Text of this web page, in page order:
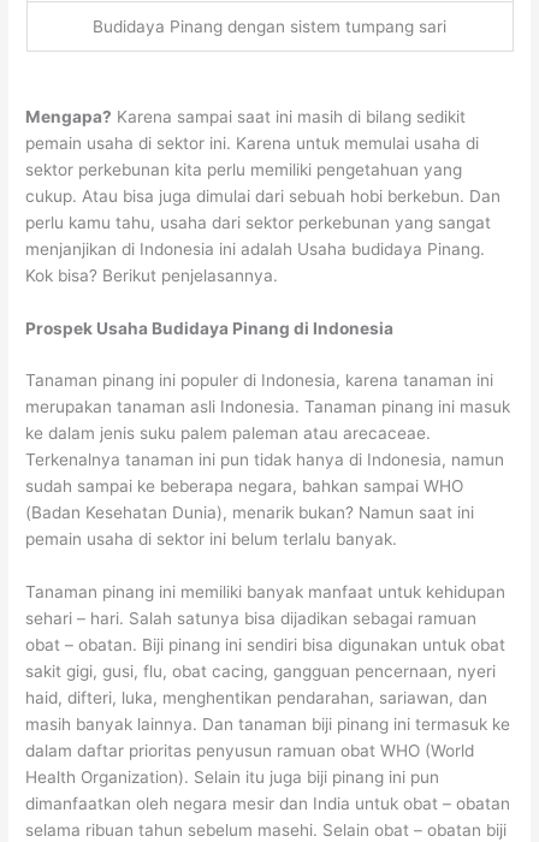
Budidaya Pinang dengan sistem tumpang sari
Mengapa? Karena sampai saat ini masih di bilang sedikit
pemain usaha di sektor ini. Karena untuk memulai usaha di
sektor perkebunan kita perlu memiliki pengetahuan yang
cukup. Atau bisa juga dimulai dari sebuah hobi berkebun. Dan
perlu kamu tahu, usaha dari sektor perkebunan yang sangat
menjanjikan di Indonesia ini adalah Usaha budidaya Pinang.
Kok bisa? Berikut penjelasannya.
Prospek Usaha Budidaya Pinang di Indonesia
Tanaman pinang ini populer di Indonesia, karena tanaman ini
merupakan tanaman asli Indonesia. Tanaman pinang ini masuk
ke dalam jenis suku palem paleman atau arecaceae.
Terkenalnya tanaman ini pun tidak hanya di Indonesia, namun
sudah sampai ke beberapa negara, bahkan sampai WHO
(Badan Kesehatan Dunia), menarik bukan? Namun saat ini
pemain usaha di sektor ini belum terlalu banyak.
Tanaman pinang ini memiliki banyak manfaat untuk kehidupan
sehari – hari. Salah satunya bisa dijadikan sebagai ramuan
obat – obatan. Biji pinang ini sendiri bisa digunakan untuk obat
sakit gigi, gusi, flu, obat cacing, gangguan pencernaan, nyeri
haid, difteri, luka, menghentikan pendarahan, sariawan, dan
masih banyak lainnya. Dan tanaman biji pinang ini termasuk ke
dalam daftar prioritas penyusun ramuan obat WHO (World
Health Organization). Selain itu juga biji pinang ini pun
dimanfaatkan oleh negara mesir dan India untuk obat – obatan
selama ribuan tahun sebelum masehi. Selain obat – obatan biji